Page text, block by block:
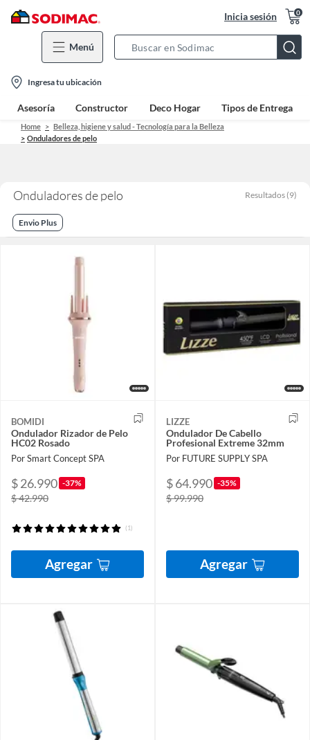
Inicia sesión 0
Menú
Bar
location-
icon
Ingresa tu ubicación
Asesoría Constructor Deco Hogar Tipos de Entrega
Home
Belleza, higiene y salud - Tecnología para la Belleza
Onduladores de pelo
Onduladores de pelo Resultados (9)
Envio Plus
BOMIDI
Ondulador Rizador de Pelo
HC02 Rosado
Por Smart Concept SPA
$ 26.990 -37%
$ 42.990
(1)
Agregar
LIZZE
Ondulador De Cabello
Profesional Extreme 32mm
Por FUTURE SUPPLY SPA
$ 64.990 -35%
$ 99.990
Agregar